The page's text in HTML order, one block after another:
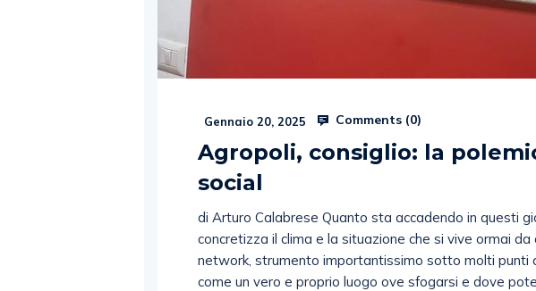
Gennaio 20, 2025 Comments (0)
Agropoli, consiglio: la
social
di Arturo Calabrese Quanto sta accadendo in questi
concretizza il clima e la situazione che si vive ormai da
network, strumento importantissimo sotto molti punti
come un vero e proprio luogo ove sfogarsi e dove